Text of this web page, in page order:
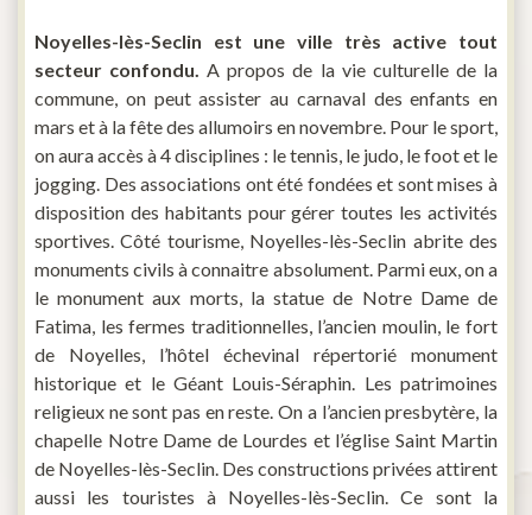
Noyelles-lès-Seclin est une ville très active tout
secteur confondu. A propos de la vie culturelle de la
commune, on peut assister au carnaval des enfants en
mars et à la fête des allumoirs en novembre. Pour le sport,
on aura accès à 4 disciplines : le tennis, le judo, le foot et le
jogging. Des associations ont été fondées et sont mises à
disposition des habitants pour gérer toutes les activités
sportives. Côté tourisme, Noyelles-lès-Seclin abrite des
monuments civils à connaitre absolument. Parmi eux, on a
le monument aux morts, la statue de Notre Dame de
Fatima, les fermes traditionnelles, l’ancien moulin, le fort
de Noyelles, l’hôtel échevinal répertorié monument
historique et le Géant Louis-Séraphin. Les patrimoines
religieux ne sont pas en reste. On a l’ancien presbytère, la
chapelle Notre Dame de Lourdes et l’église Saint Martin
de Noyelles-lès-Seclin. Des constructions privées attirent
aussi les touristes à Noyelles-lès-Seclin. Ce sont la